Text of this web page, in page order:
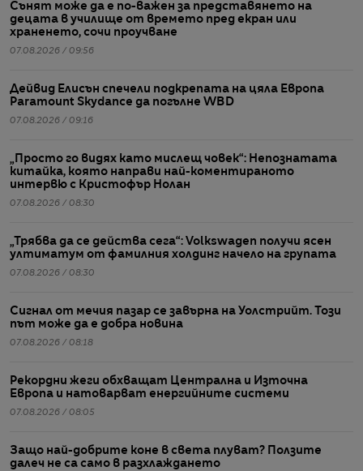
Сънят може да е по-важен за представянето на
децата в училище от времето пред екран или
храненето, сочи проучване
07.08.2026 / 09:56
Дейвид Елисън спечели подкрепата на цяла Европа
Paramount Skydance да погълне WBD
07.08.2026 / 09:16
„Просто го видях като мислещ човек“: Непознатата
китайка, която направи най-коментираното
интервю с Кристофър Нолан
07.08.2026 / 08:30
„Трябва да се действа сега“: Volkswagen получи ясен
ултиматум от фамилния холдинг начело на групата
07.08.2026 / 08:30
Сигнал от мечия пазар се завърна на Уолстрийт. Този
път може да е добра новина
07.08.2026 / 08:18
Рекордни жеги обхващат Централна и Източна
Европа и натоварват енергийните системи
07.08.2026 / 08:05
Защо най-добрите коне в света плуват? Ползите
далеч не са само в разхлаждането